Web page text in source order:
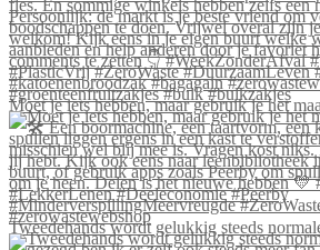
Moet je iets hebben, maar gebruik je het
Tweedehands wordt gelukkig steeds